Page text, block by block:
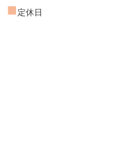
■ 定休日